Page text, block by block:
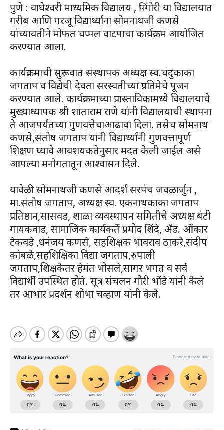
पुणे : वाघेश्वरी माध्यमिक विद्यालय , पिंगोरी या विद्यालयात
गरीब आणि गरजू विद्यार्थ्यांना सोमनाथजी कणसे
यांच्यावतीने मोफत चप्पल वाटपाचा कार्यक्रम आयोजित
करण्यात आला.
कार्यक्रमाची सुरूवात संस्थापक अध्यक्ष स्व.चंदुकाका
जगताप व विद्येची देवता सरस्वतीच्या प्रतिमेचे पूजन
करण्यात आले. कार्यक्रमाच्या प्रास्ताविकामध्ये विद्यालयाचे
मुख्याध्यापक श्री शांताराम राणे यांनी विद्यालयाची स्थापना
ते आजपर्यंतच्या गुणवत्तेचाआढावा दिला. तसेच सोमनाथ
कणसे,संतोष जगताप यांनी विद्यार्थ्यांनी गुणवत्तापूर्ण
शिक्षण घ्यावे आवशयकतेनुसार मदत केली जाईल असे
आपल्या मनोगतातून आश्वासन दिले.
यावेळी सोमनाथजी कणसे आदर्श सरपंच जवळार्जुन ,
मा.संतोष जगताप, अध्यक्ष स्व. एकनाथकाका जगताप
प्रतिष्ठान,सासवड, शाळा व्यवस्थापन समितीचे अध्यक्ष बंटी
गायकवाड, सामाजिक कार्यकर्ते प्रमोद शिंदे, ॲड. ओंकार
टेकवडे ,धनंजय कणसे, सहशिक्षक भावराव ठाकरे,संदीप
कांबळे,सहशिक्षिका विद्या जगताप,रुपाली
जगताप,शिक्षकेतर हेमंत भोसले,सागर भगत व सर्व
विद्यार्थी उपस्थित होते. सूत्र संचलन गौरी भोंडे यांनी केले
तर आभार प्रदर्शन शोभा चव्हाण यांनी केले.